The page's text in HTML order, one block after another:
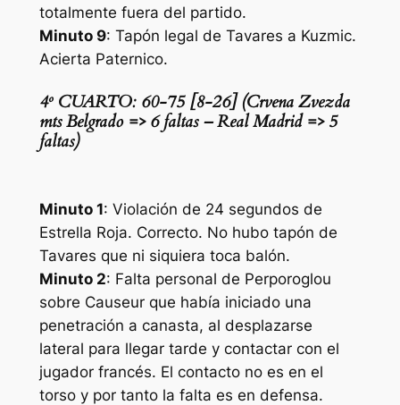
totalmente fuera del partido.
Minuto 9: Tapón legal de Tavares a Kuzmic.
Acierta Paternico.
4º CUARTO: 60-75 [8-26] (Crvena Zvezda
mts Belgrado => 6 faltas – Real Madrid => 5
faltas)
Minuto 1: Violación de 24 segundos de
Estrella Roja. Correcto. No hubo tapón de
Tavares que ni siquiera toca balón.
Minuto 2: Falta personal de Perporoglou
sobre Causeur que había iniciado una
penetración a canasta, al desplazarse
lateral para llegar tarde y contactar con el
jugador francés. El contacto no es en el
torso y por tanto la falta es en defensa.